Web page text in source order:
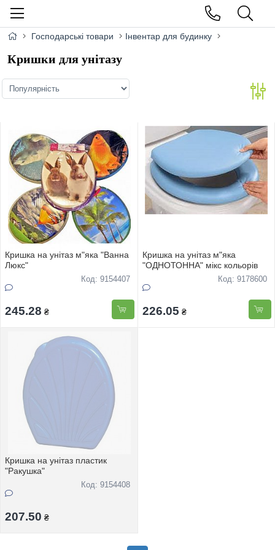
Господарські товари Інвентар для будинку
Кришки для унітазу
Кришка на унiтаз м"яка "Ванна
Люкс"
Код: 9154407
245.28 ₴
Кришка на унiтаз м"яка
"ОДНОТОННА" мiкс кольорiв
Код: 9178600
226.05 ₴
Кришка на унiтаз пластик
"Ракушка"
Код: 9154408
207.50 ₴